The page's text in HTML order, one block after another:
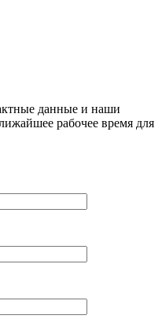
данные и наши
рабочее время для